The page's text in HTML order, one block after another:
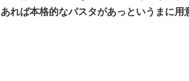
あれば本格的なパスタがあっというまに